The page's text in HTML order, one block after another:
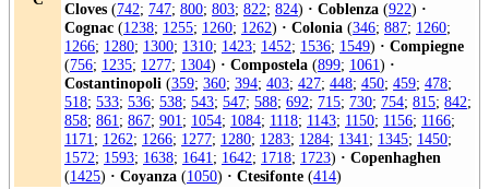
Cloves (742; 747; 800; 803; 822; 824) · Coblenza (922) ·
Cognac (1238; 1255; 1260; 1262) · Colonia (346; 887; 1260;
1266; 1280; 1300; 1310; 1423; 1452; 1536; 1549) · Compiegne
(756; 1235; 1277; 1304) · Compostela (899; 1061) ·
Costantinopoli (359; 360; 394; 403; 427; 448; 450; 459; 478;
518; 533; 536; 538; 543; 547; 588; 692; 715; 730; 754; 815; 842;
858; 861; 867; 901; 1054; 1084; 1118; 1143; 1150; 1156; 1166;
1171; 1262; 1266; 1277; 1280; 1283; 1284; 1341; 1345; 1450;
1572; 1593; 1638; 1641; 1642; 1718; 1723) · Copenhaghen
(1425) · Coyanza (1050) · Ctesifonte (414)